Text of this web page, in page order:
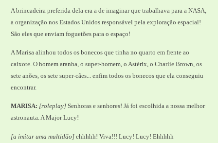
A brincadeira preferida dela era a de imaginar que trabalhava para a NASA,
a organização nos Estados Unidos responsável pela exploração espacial!
São eles que enviam foguetões para o espaço!
A Marisa alinhou todos os bonecos que tinha no quarto em frente ao
caixote. O homem aranha, o super-homem, o Astérix, o Charlie Brown, os
sete anões, os sete super-cães... enfim todos os bonecos que ela conseguiu
encontrar.
MARISA: [roleplay] Senhoras e senhores! Já foi escolhida a nossa melhor
astronauta. A Major Lucy!
[a imitar uma multidão] ehhhhh! Viva!!! Lucy! Lucy! Ehhhhh